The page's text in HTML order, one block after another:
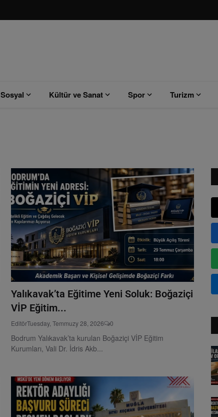
Sosyal Kültür ve Sanat Spor Turizm
Yalıkavak’ta Eğitime Yeni Soluk: Boğaziçi
VİP Eğitim...
EditörTuesday, Temmuzy 28, 2026 0
Bodrum Yalıkavak’ta kurulan Boğaziçi VİP Eğitim
Kurumları, Vali Dr. İdris Akb...